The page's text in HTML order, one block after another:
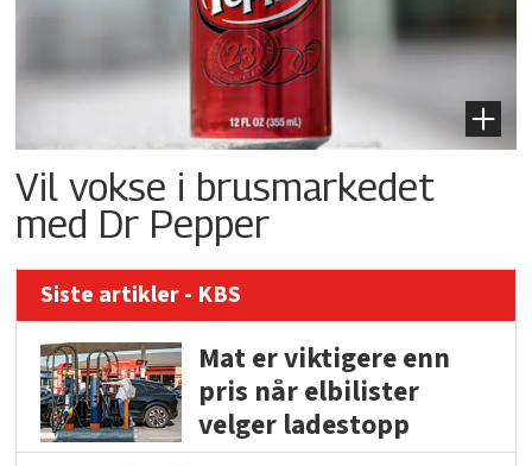
Vil vokse i brusmarkedet
med Dr Pepper
Siste artikler - KBS
Mat er viktigere enn
pris når elbilister
velger ladestopp